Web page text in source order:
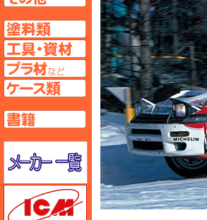
塗料ページへ
工具ページへ
プラ材ページへ
ケースページへ
書籍ページへ
メーカー一覧のページはこちら
ICM